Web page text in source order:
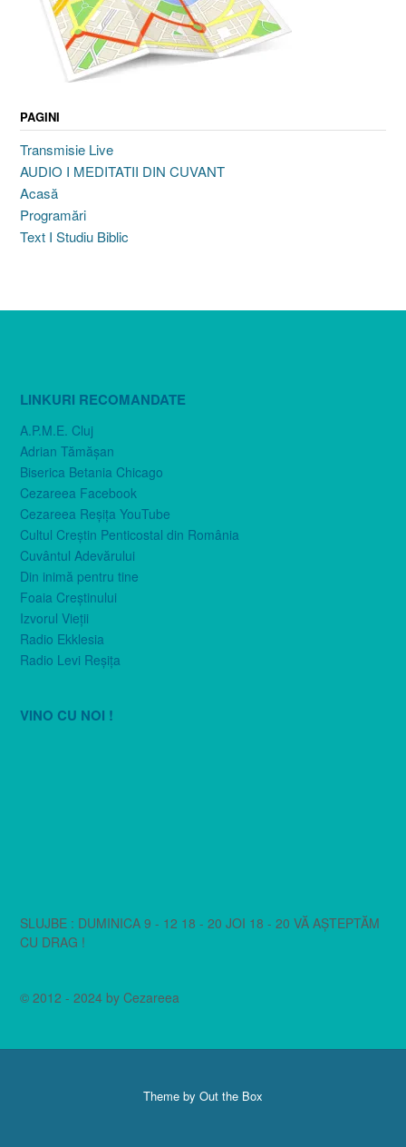
PAGINI
Transmisie Live
AUDIO I MEDITATII DIN CUVANT
Acasă
Programări
Text I Studiu Biblic
LINKURI RECOMANDATE
A.P.M.E. Cluj
Adrian Tămăşan
Biserica Betania Chicago
Cezareea Facebook
Cezareea Reşiţa YouTube
Cultul Creştin Penticostal din România
Cuvântul Adevărului
Din inimă pentru tine
Foaia Creştinului
Izvorul Vieţii
Radio Ekklesia
Radio Levi Reşiţa
VINO CU NOI !
SLUJBE : DUMINICA 9 - 12 18 - 20 JOI 18 - 20 VĂ AȘTEPTĂM
CU DRAG !
© 2012 - 2024 by Cezareea
Theme by Out the Box